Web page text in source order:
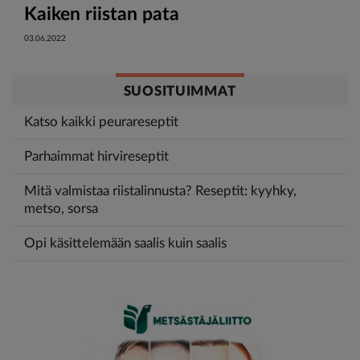
Kaiken riistan pata
03.06.2022
SUOSITUIMMAT
Katso kaikki peurareseptit
Parhaimmat hirvireseptit
Mitä valmistaa riistalinnusta? Reseptit: kyyhky,
metso, sorsa
Opi käsittelemään saalis kuin saalis